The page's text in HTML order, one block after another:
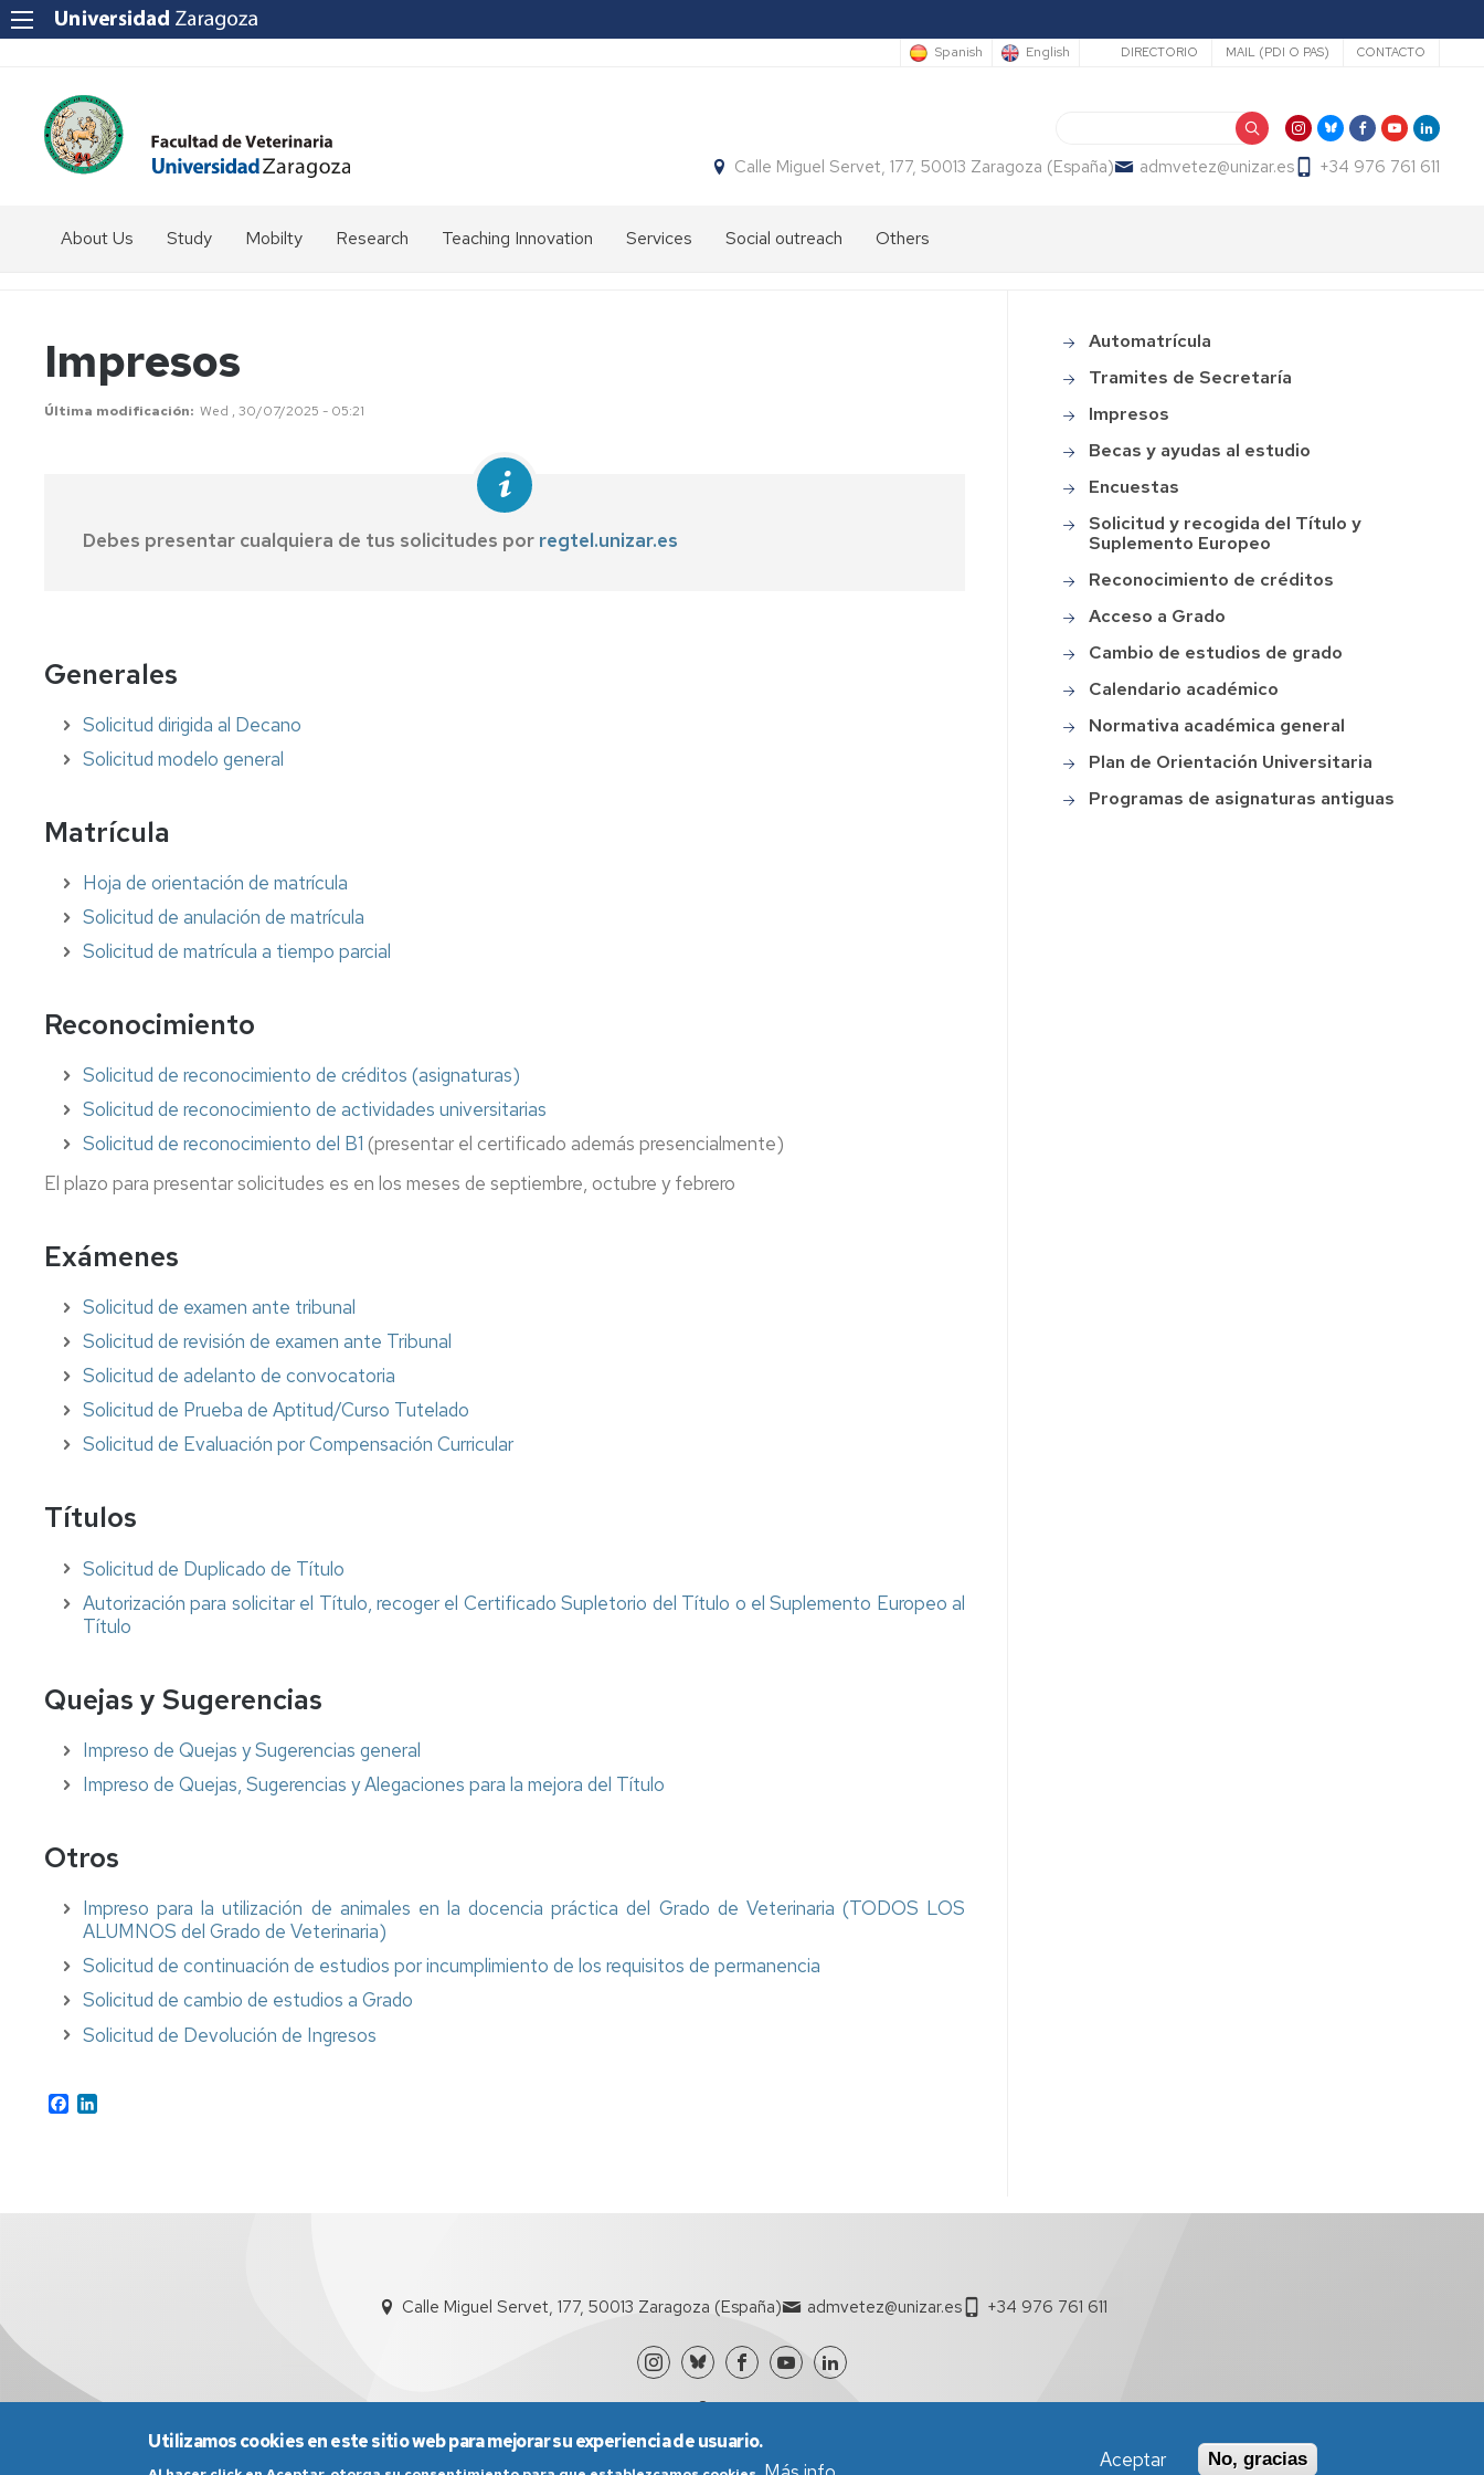
Spanish English Secundario
DIRECTORIO MAIL (PDI O PAS) CONTACTO
Calle Miguel Servet, 177, 50013 Zaragoza (España) admvetez@unizar.es +34 976 761 611
About Us
to
us?
Staff
Study Mobilty
USA,
Research Teaching Innovation Services Social outreach Others
Impresos
Última modificación Wed , 30/07/2025 - 05:21
Debes presentar cualquiera de tus solicitudes por regtel.unizar.es
Generales
Solicitud dirigida al Decano
Solicitud modelo general
Matrícula
Hoja de orientación de matrícula
Solicitud de anulación de matrícula
Solicitud de matrícula a tiempo parcial
Reconocimiento
Solicitud de reconocimiento de créditos (asignaturas)
Solicitud de reconocimiento de actividades universitarias
Solicitud de reconocimiento del B1 (presentar el certificado además presencialmente)
El plazo para presentar solicitudes es en los meses de septiembre, octubre y febrero
Exámenes
Solicitud de examen ante tribunal
Solicitud de revisión de examen ante Tribunal
Solicitud de adelanto de convocatoria
Solicitud de Prueba de Aptitud/Curso Tutelado
Solicitud de Evaluación por Compensación Curricular
Títulos
Solicitud de Duplicado de Título
Autorización para solicitar el Título, recoger el Certificado Supletorio del Título o el Suplemento Europeo al
Título
Quejas y Sugerencias
Impreso de Quejas y Sugerencias general
Impreso de Quejas, Sugerencias y Alegaciones para la mejora del Título
Otros
Impreso para la utilización de animales en la docencia práctica del Grado de Veterinaria (TODOS LOS
ALUMNOS del Grado de Veterinaria)
Solicitud de continuación de estudios por incumplimiento de los requisitos de permanencia
Solicitud de cambio de estudios a Grado
Solicitud de Devolución de Ingresos
Facebook
Académico
Automatrícula
Tramites de Secretaría
Impresos
Becas y ayudas al estudio
Encuestas
Solicitud y recogida del Título y
Suplemento Europeo
Reconocimiento de créditos
Acceso a Grado
Cambio de estudios de grado
Calendario académico
Normativa académica general
Plan de Orientación Universitaria
Programas de asignaturas antiguas
Calle Miguel Servet, 177, 50013 Zaragoza (España) admvetez@unizar.es +34 976 761 611
Utilizamos cookies en este sitio web para mejorar su experiencia de usuario.
Aceptar No, gracias